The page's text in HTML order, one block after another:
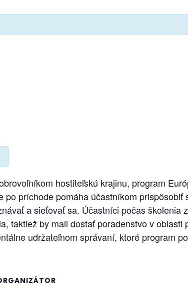
hostiteľskú krajinu, program
príchode pomáha účastníkom prispôsobiť
a sieťovať sa. Účastníci počas školenia
taktiež by mali dostať poradenstvo v oblasti
udržateľnom správaní, ktoré program